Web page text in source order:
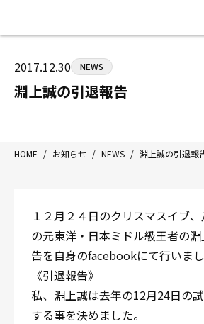
八王子中屋ボクシン
〒192-0072 東京都八王子市南町3-
Tel/Fax：042-622-
営業時間：月〜土 14:00〜22:00 / 日
HOME
ジムについて
トレーニング
入会案内
施
サポ
2017.12.30 NEWS
淵上誠の引退報告
HOME / お知らせ / NEWS / 淵上誠の引退報
１２月２４日のクリスマスイブ
の元東洋・日本ミドル級王者の
告を自身のfacebookにて行いまし
《引退報告》
私、淵上誠は去年の12月24日の
する事を決めました。